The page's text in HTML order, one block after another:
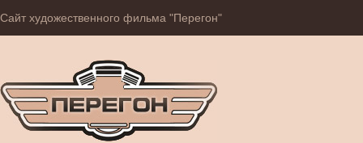
Сайт художественного фильма "Перегон"